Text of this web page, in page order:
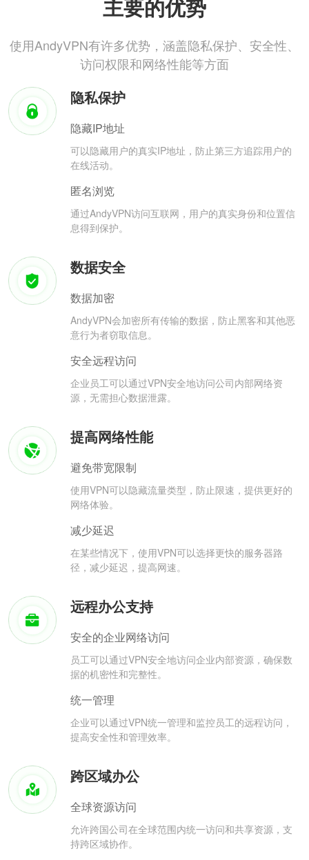
主要的优势
使用AndyVPN有许多优势，涵盖隐私保护、安全性、
访问权限和网络性能等方面
隐私保护
隐藏IP地址
可以隐藏用户的真实IP地址，防止第三方追踪用户的
在线活动。
匿名浏览
通过AndyVPN访问互联网，用户的真实身份和位置信
息得到保护。
数据安全
数据加密
AndyVPN会加密所有传输的数据，防止黑客和其他恶
意行为者窃取信息。
安全远程访问
企业员工可以通过VPN安全地访问公司内部网络资
源，无需担心数据泄露。
提高网络性能
避免带宽限制
使用VPN可以隐藏流量类型，防止限速，提供更好的
网络体验。
减少延迟
在某些情况下，使用VPN可以选择更快的服务器路
径，减少延迟，提高网速。
远程办公支持
安全的企业网络访问
员工可以通过VPN安全地访问企业内部资源，确保数
据的机密性和完整性。
统一管理
企业可以通过VPN统一管理和监控员工的远程访问，
提高安全性和管理效率。
跨区域办公
全球资源访问
允许跨国公司在全球范围内统一访问和共享资源，支
持跨区域协作。